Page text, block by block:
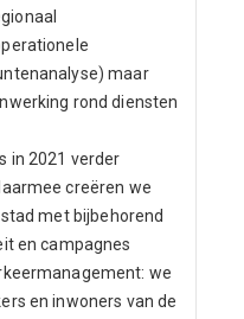
maar
rond diensten
in 2021 verder
creëren we
met bijbehorend
en campagnes
we
en inwoners van de